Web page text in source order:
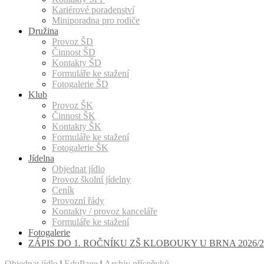
Kariérové poradenství
Miniporadna pro rodiče
Družina
Provoz ŠD
Činnost ŠD
Kontakty ŠD
Formuláře ke stažení
Fotogalerie ŠD
Klub
Provoz ŠK
Činnost ŠK
Kontakty ŠK
Formuláře ke stažení
Fotogalerie ŠK
Jídelna
Objednat jídlo
Provoz školní jídelny
Ceník
Provozní řády
Kontakty / provoz kanceláře
Formuláře ke stažení
Fotogalerie
ZÁPIS DO 1. ROČNÍKU ZŠ KLOBOUKY U BRNA 2026/